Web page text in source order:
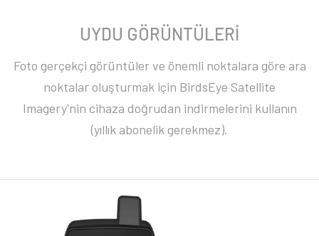
UYDU GÖRÜNTÜLERİ
Foto gerçekçi görüntüler ve önemli noktalara göre ara
noktalar oluşturmak için BirdsEye Satellite
Imagery'nin cihaza doğrudan indirmelerini kullanın
(yıllık abonelik gerekmez).